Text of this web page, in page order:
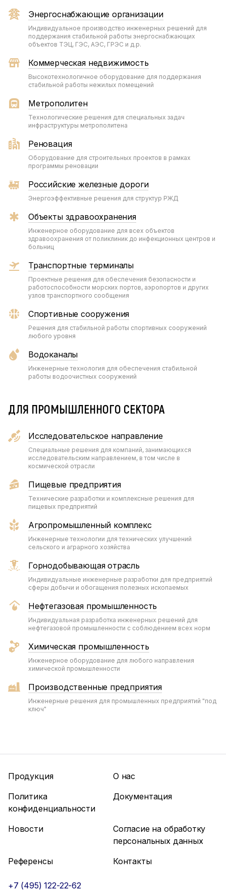
Энергоснабжающие организации
Индивидуальное производство инженерных решений для
поддержания стабильной работы энергоснабжающих
объектов ТЭЦ, ГЭС, АЭС, ГРЭС и д.р.
Коммерческая недвижимость
Высокотехнологичное оборудование для поддержания
стабильной работы нежилых помещений
Метрополитен
Технологические решения для специальных задач
инфраструктуры метрополитена
Реновация
Оборудование для строительных проектов в рамках
программы реновации
Российские железные дороги
Энергоэффективные решения для структур РЖД
Объекты здравоохранения
Инженерное оборудование для всех объектов
здравоохранения от поликлиник до инфекционных центров и
больниц
Транспортные терминалы
Проектные решения для обеспечения безопасности и
работоспособности морских портов, аэропортов и других
узлов транспортного сообщения
Спортивные сооружения
Решения для стабильной работы спортивных сооружений
любого уровня
Водоканалы
Инженерные технология для обеспечения стабильной
работы водоочистных сооружений
ДЛЯ ПРОМЫШЛЕННОГО СЕКТОРА
Исследовательское направление
Специальные решения для компаний, занимающихся
исследовательским направлением, в том числе в
космической отрасли
Пищевые предприятия
Технические разработки и комплексные решения для
пищевых предприятий
Агропромышленный комплекс
Инженерные технологии для технических улучшений
сельского и аграрного хозяйства
Горнодобывающая отрасль
Индивидуальные инженерные разработки для предприятий
сферы добычи и обогащения полезных ископаемых
Нефтегазовая промышленность
Индивидуальная разработка инженерных решений для
нефтегазовой промышленности с соблюдением всех норм
Химическая промышленность
Инженерное оборудование для любого направления
химической промышленности
Производственные предприятия
Инженерные решения для промышленных предприятий "под
ключ"
Продукция
О нас
Политика
конфиденциальности
Документация
Новости
Согласие на обработку
персональных данных
Референсы
Контакты
+7 (495) 122-22-62